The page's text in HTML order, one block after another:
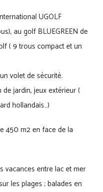
UGOLF
au golf BLUEGREEN de
( 9 trous compact et un
volet de sécurité.
jardin, jeux extérieur (
hollandais…)
450 m2 en face de la
vacances entre lac et mer
les plages ; balades en